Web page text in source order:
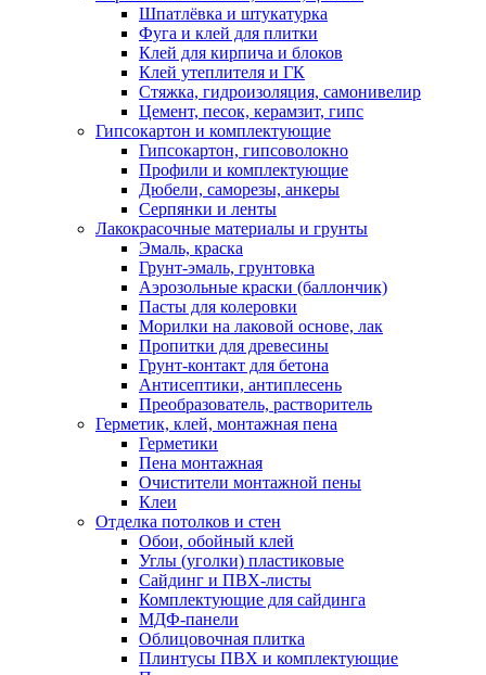
Шпатлёвка и штукатурка
Фуга и клей для плитки
Клей для кирпича и блоков
Клей утеплителя и ГК
Стяжка, гидроизоляция, самонивелир
Цемент, песок, керамзит, гипс
Гипсокартон и комплектующие
Гипсокартон, гипсоволокно
Профили и комплектующие
Дюбели, саморезы, анкеры
Серпянки и ленты
Лакокрасочные материалы и грунты
Эмаль, краска
Грунт-эмаль, грунтовка
Аэрозольные краски (баллончик)
Пасты для колеровки
Морилки на лаковой основе, лак
Пропитки для древесины
Грунт-контакт для бетона
Антисептики, антиплесень
Преобразователь, растворитель
Герметик, клей, монтажная пена
Герметики
Пена монтажная
Очистители монтажной пены
Клеи
Отделка потолков и стен
Обои, обойный клей
Углы (уголки) пластиковые
Сайдинг и ПВХ-листы
Комплектующие для сайдинга
МДФ-панели
Облицовочная плитка
Плинтусы ПВХ и комплектующие